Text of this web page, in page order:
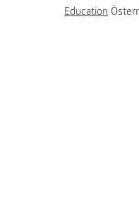
Education